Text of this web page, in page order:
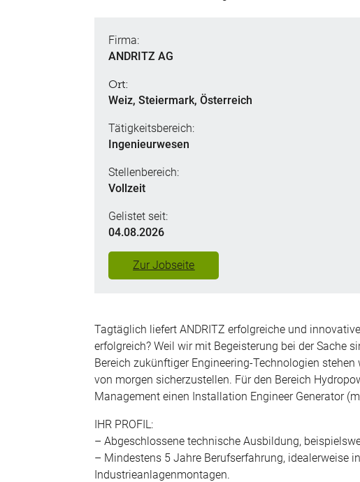
Firma:
ANDRITZ AG
Ort:
Weiz, Steiermark, Österreich
Tätigkeitsbereich:
Ingenieurwesen
Stellenbereich:
Vollzeit
Gelistet seit:
04.08.2026
Zur Jobseite
Tagtäglich liefert ANDRITZ erfolgreiche und
erfolgreich? Weil wir mit Begeisterung bei der Sache
Bereich zukünftiger Engineering-Technologien
von morgen sicherzustellen. Für den Bereich
Management einen Installation Engineer Generator
IHR PROFIL:
– Abgeschlossene technische Ausbildung,
– Mindestens 5 Jahre Berufserfahrung, idealerweise
Industrieanlagenmontagen.